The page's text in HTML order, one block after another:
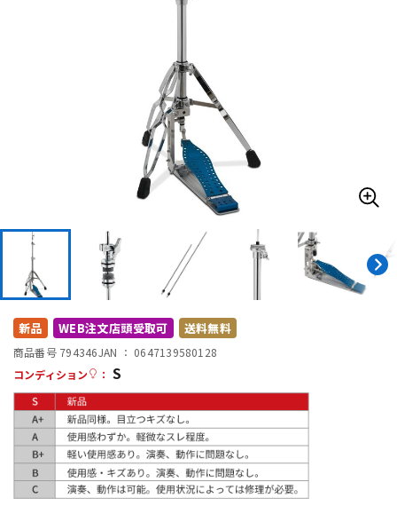
DTM オンライン納品 レコーディング機器
配信/ライブ機器
中古 ヴィンテージ
新品 WEB注文店頭受取可 送料無料
商品番号 794346JAN ： 0647139580128
コンディション
： S